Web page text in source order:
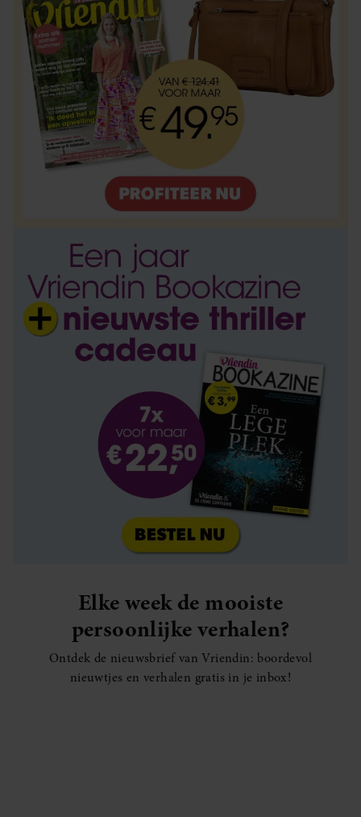
Elke week de mooiste
persoonlijke verhalen?
Ontdek de nieuwsbrief van Vriendin: boordevol
nieuwtjes en verhalen gratis in je inbox!